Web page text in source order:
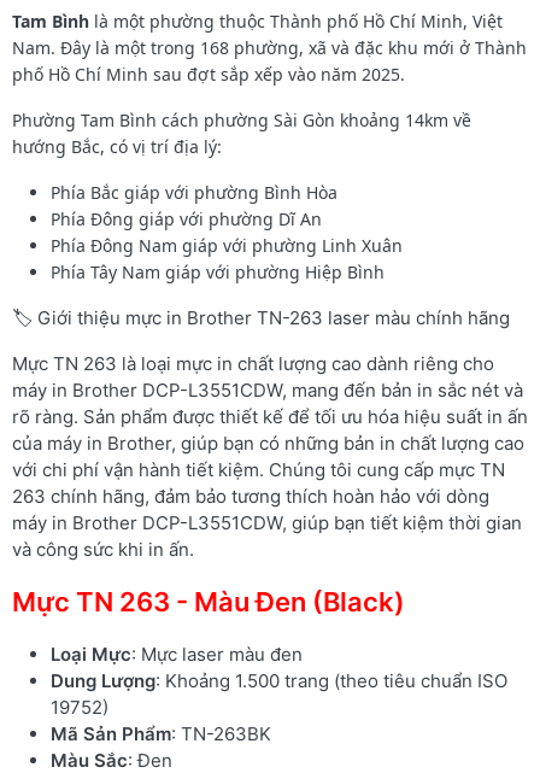
Tam Bình là một phường thuộc Thành phố Hồ Chí Minh, Việt
Nam. Đây là một trong 168 phường, xã và đặc khu mới ở Thành
phố Hồ Chí Minh sau đợt sắp xếp vào năm 2025.
Phường Tam Bình cách phường Sài Gòn khoảng 14km về
hướng Bắc, có vị trí địa lý:
Phía Bắc giáp với phường Bình Hòa
Phía Đông giáp với phường Dĩ An
Phía Đông Nam giáp với phường Linh Xuân
Phía Tây Nam giáp với phường Hiệp Bình
🏷️ Giới thiệu mực in Brother TN-263 laser màu chính hãng
Mực TN 263 là loại mực in chất lượng cao dành riêng cho
máy in Brother DCP-L3551CDW, mang đến bản in sắc nét và
rõ ràng. Sản phẩm được thiết kế để tối ưu hóa hiệu suất in ấn
của máy in Brother, giúp bạn có những bản in chất lượng cao
với chi phí vận hành tiết kiệm. Chúng tôi cung cấp mực TN
263 chính hãng, đảm bảo tương thích hoàn hảo với dòng
máy in Brother DCP-L3551CDW, giúp bạn tiết kiệm thời gian
và công sức khi in ấn.
Mực TN 263 - Màu Đen (Black)
Loại Mực: Mực laser màu đen
Dung Lượng: Khoảng 1.500 trang (theo tiêu chuẩn ISO
19752)
Mã Sản Phẩm: TN-263BK
Màu Sắc: Đen